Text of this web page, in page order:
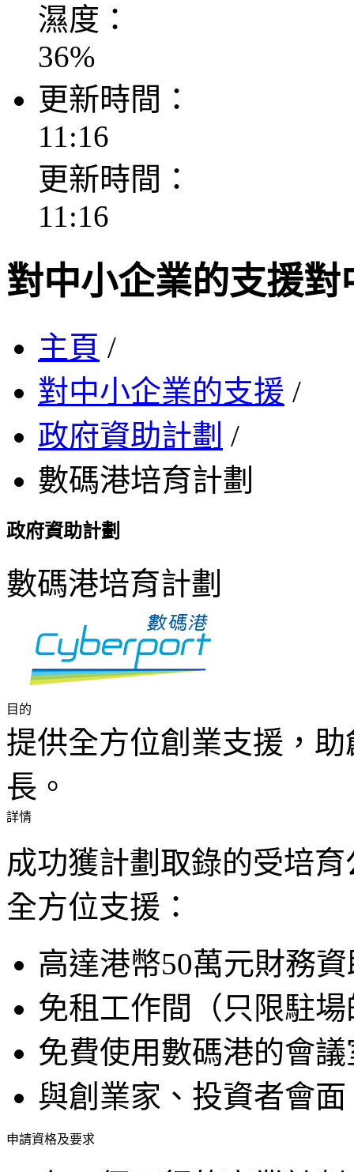
濕度：
36%
更新時間：
11:16
更新時間：
11:16
對中小企業的支援對
主頁 /
對中小企業的支援 /
政府資助計劃 /
數碼港培育計劃
政府資助計劃
數碼港培育計劃
目的
提供全方位創業支援，
長。
詳情
成功獲計劃取錄的受培
全方位支援：
高達港幣50萬元財務
免租工作間（只限駐
免費使用數碼港的會
與創業家、投資者會
申請資格及要求